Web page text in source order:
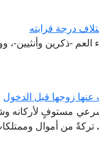
درجة قرابته
العم -ذكرين
زوجها قبل الدخول
مستوفٍ لأركانه
تركةً من أموال